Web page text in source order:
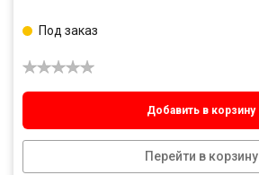
Добавить в корзину
Перейти в корзину
Под заказ